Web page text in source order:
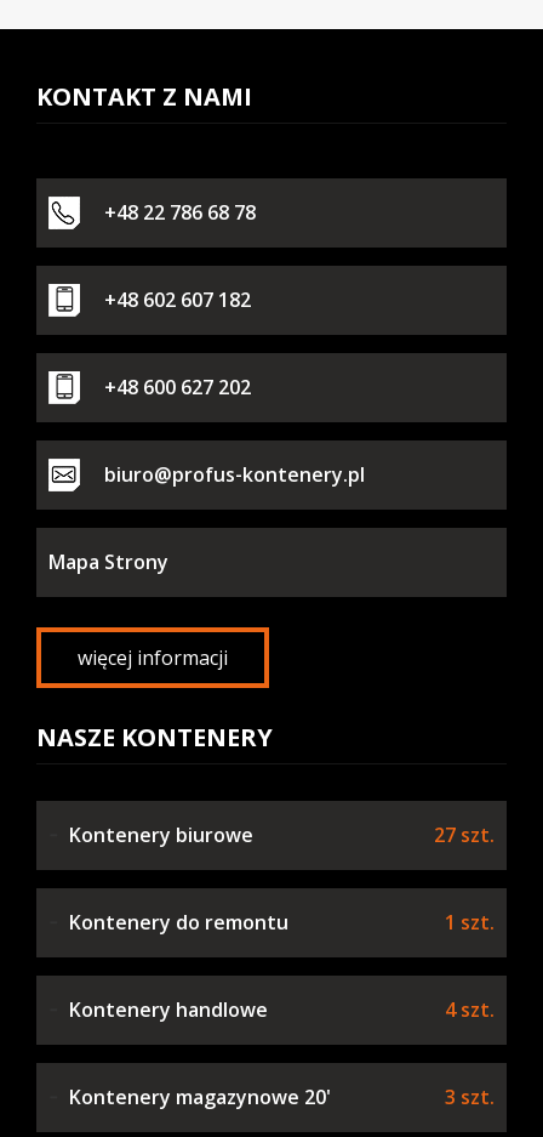
KONTAKT Z NAMI
+48 22 786 68 78
+48 602 607 182
+48 600 627 202
biuro@profus-kontenery.pl
Mapa Strony
więcej informacji
NASZE KONTENERY
Kontenery biurowe 27 szt.
Kontenery do remontu 1 szt.
Kontenery handlowe 4 szt.
Kontenery magazynowe 20' 3 szt.